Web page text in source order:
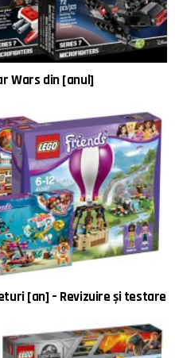
Wars din [anul]
[an] – Revizuire și testare